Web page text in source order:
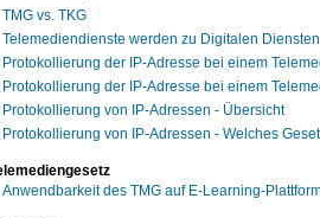
TMG vs. TKG
Telemediendienste werden zu Digitalen Diensten
Protokollierung der IP-Adresse bei einem
Protokollierung der IP-Adresse bei einem
Protokollierung von IP-Adressen - Übersicht
Protokollierung von IP-Adressen - Welches
Anwendbarkeit des TMG auf E-Learning-